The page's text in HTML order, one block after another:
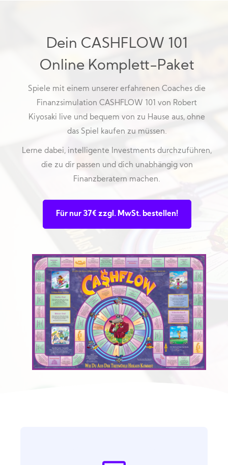
Dein CASHFLOW 101
Online Komplett-Paket
Spiele mit einem unserer erfahrenen Coaches die
Finanzsimulation CASHFLOW 101 von Robert
Kiyosaki live und bequem von zu Hause aus, ohne
das Spiel kaufen zu müssen.
Lerne dabei, intelligente Investments durchzuführen,
die zu dir passen und dich unabhängig von
Finanzberatern machen.
Für nur 37€ zzgl. MwSt. bestellen!